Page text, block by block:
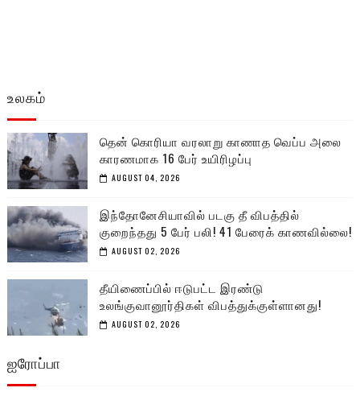
உலகம்
தென் கொரியா வரலாறு காணாத வெப்ப அலை
காரணமாக 16 பேர் உயிரிழப்பு
AUGUST 04, 2026
இந்தோனேசியாவில் படகு தீ விபத்தில்
குறைந்தது 5 பேர் பலி! 41 பேரைக் காணவில்லை!
AUGUST 02, 2026
தீயிணைப்பில் ஈடுபட்ட இரண்டு
உலங்குவானூர்திகள் விபத்துக்குள்ளானது!
AUGUST 02, 2026
ஐரோப்பா